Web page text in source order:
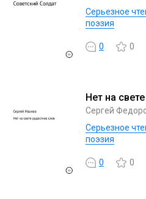
Серьезное
поэзия
0 0
Нет на
Сергей
Серьезное
поэзия
0 0